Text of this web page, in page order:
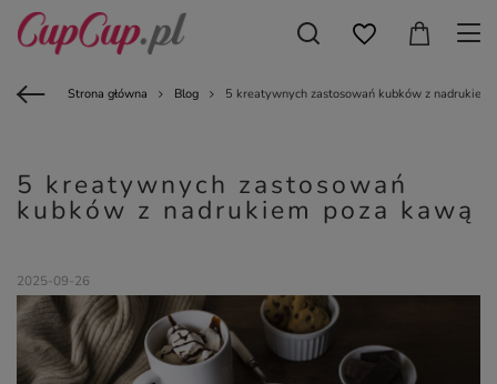
Strona główna Blog 5 kreatywnych zastosowań kubków z nadrukiem
5 kreatywnych zastosowań
kubków z nadrukiem poza kawą
2025-09-26